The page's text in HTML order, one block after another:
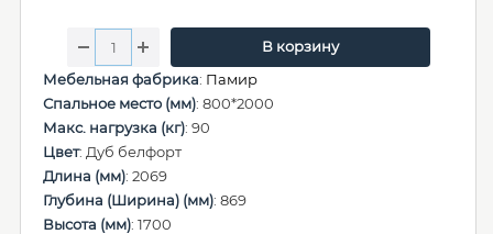
В корзину
Мебельная фабрика: Памир
Спальное место (мм): 800*2000
Макс. нагрузка (кг): 90
Цвет: Дуб белфорт
Длина (мм): 2069
Глубина (Ширина) (мм): 869
Высота (мм): 1700